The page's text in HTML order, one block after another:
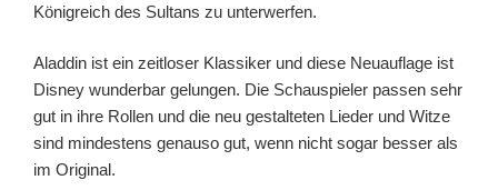
Königreich des Sultans zu unterwerfen.
Aladdin ist ein zeitloser Klassiker und diese Neuauflage ist
Disney wunderbar gelungen. Die Schauspieler passen sehr
gut in ihre Rollen und die neu gestalteten Lieder und Witze
sind mindestens genauso gut, wenn nicht sogar besser als
im Original.